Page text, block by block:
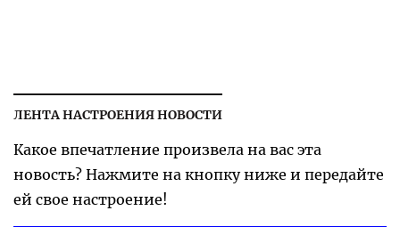
ЛЕНТА НАСТРОЕНИЯ НОВОСТИ
Какое впечатление произвела на вас эта
новость? Нажмите на кнопку ниже и передайте
ей свое настроение!